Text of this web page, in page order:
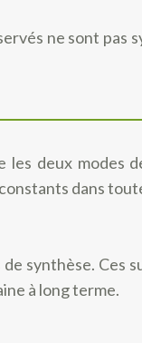
ne sont pas
deux modes
dans
synthèse. Ces
à long terme.